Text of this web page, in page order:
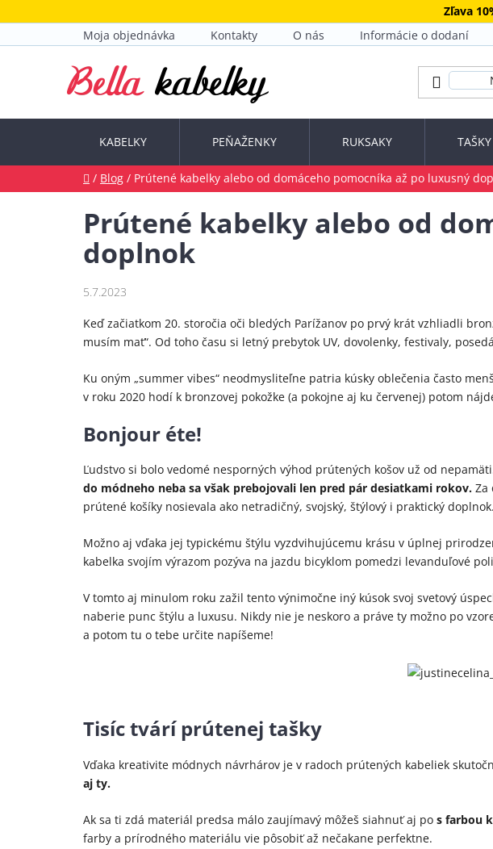
na
Zľava
Moja objednávka
Kontakty O nás Informácie o dodaní
KABELKY PEŇAŽENKY RUKSAKY TAŠKY
Domov
/ Blog / Prútené kabelky alebo od domáceho pomocníka až po luxusný
Prútené kabelky alebo od
doplnok
5.7.2023
Keď začiatkom 20. storočia oči bledých Parížanov po prvý krát vzhliadli
musím mať“. Od toho času si letný prebytok UV, dovolenky, festivaly,
Ku oným „summer vibes“ neodmysliteľne patria kúsky oblečenia často
v roku 2020 hodí k bronzovej pokožke (a pokojne aj ku červenej) potom
Bonjour éte!
Ľudstvo si bolo vedomé nesporných výhod prútených košov už od
do módneho neba sa však prebojovali len pred pár desiatkami rokov. Za
prútené košíky nosievala ako netradičný, svojský, štýlový i praktický doplnok.
Možno aj vďaka jej typickému štýlu vyzdvihujúcemu krásu v úplnej
kabelka svojím výrazom pozýva na jazdu bicyklom pomedzi levanduľové
V tomto aj minulom roku zažil tento výnimočne iný kúsok svoj svetový
naberie punc štýlu a luxusu. Nikdy nie je neskoro a práve ty možno po
a potom tu o tebe určite napíšeme!
Tisíc tvárí prútenej tašky
Vďaka kreativite módnych návrhárov je v radoch prútených kabeliek
aj ty.
Ak sa ti zdá materiál predsa málo zaujímavý môžeš siahnuť aj po s farbou
farby a prírodného materiálu vie pôsobiť až nečakane perfektne.